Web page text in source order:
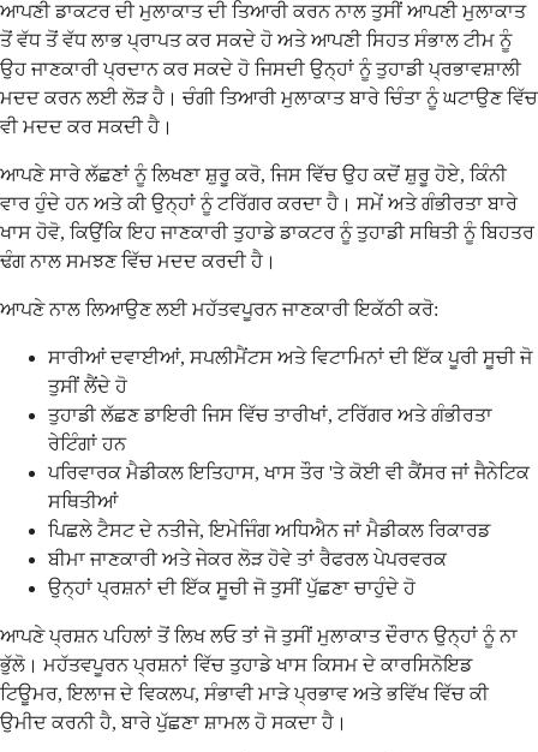
ਆਪਣੀ ਡਾਕਟਰ ਦੀ ਮੁਲਾਕਾਤ ਦੀ ਤਿਆਰੀ ਕਰਨ ਨਾਲ ਤੁਸੀਂ ਆਪਣੀ ਮੁਲਾਕਾਤ
ਤੋਂ ਵੱਧ ਤੋਂ ਵੱਧ ਲਾਭ ਪ੍ਰਾਪਤ ਕਰ ਸਕਦੇ ਹੋ ਅਤੇ ਆਪਣੀ ਸਿਹਤ ਸੰਭਾਲ ਟੀਮ ਨੂੰ
ਉਹ ਜਾਣਕਾਰੀ ਪ੍ਰਦਾਨ ਕਰ ਸਕਦੇ ਹੋ ਜਿਸਦੀ ਉਨ੍ਹਾਂ ਨੂੰ ਤੁਹਾਡੀ ਪ੍ਰਭਾਵਸ਼ਾਲੀ
ਮਦਦ ਕਰਨ ਲਈ ਲੋੜ ਹੈ। ਚੰਗੀ ਤਿਆਰੀ ਮੁਲਾਕਾਤ ਬਾਰੇ ਚਿੰਤਾ ਨੂੰ ਘਟਾਉਣ ਵਿੱਚ
ਵੀ ਮਦਦ ਕਰ ਸਕਦੀ ਹੈ।
ਆਪਣੇ ਸਾਰੇ ਲੱਛਣਾਂ ਨੂੰ ਲਿਖਣਾ ਸ਼ੁਰੂ ਕਰੋ, ਜਿਸ ਵਿੱਚ ਉਹ ਕਦੋਂ ਸ਼ੁਰੂ ਹੋਏ, ਕਿੰਨੀ
ਵਾਰ ਹੁੰਦੇ ਹਨ ਅਤੇ ਕੀ ਉਨ੍ਹਾਂ ਨੂੰ ਟਰਿੱਗਰ ਕਰਦਾ ਹੈ। ਸਮੇਂ ਅਤੇ ਗੰਭੀਰਤਾ ਬਾਰੇ
ਖਾਸ ਹੋਵੋ, ਕਿਉਂਕਿ ਇਹ ਜਾਣਕਾਰੀ ਤੁਹਾਡੇ ਡਾਕਟਰ ਨੂੰ ਤੁਹਾਡੀ ਸਥਿਤੀ ਨੂੰ ਬਿਹਤਰ
ਢੰਗ ਨਾਲ ਸਮਝਣ ਵਿੱਚ ਮਦਦ ਕਰਦੀ ਹੈ।
ਆਪਣੇ ਨਾਲ ਲਿਆਉਣ ਲਈ ਮਹੱਤਵਪੂਰਨ ਜਾਣਕਾਰੀ ਇਕੱਠੀ ਕਰੋ:
ਸਾਰੀਆਂ ਦਵਾਈਆਂ, ਸਪਲੀਮੈਂਟਸ ਅਤੇ ਵਿਟਾਮਿਨਾਂ ਦੀ ਇੱਕ ਪੂਰੀ ਸੂਚੀ ਜੋ
ਤੁਸੀਂ ਲੈਂਦੇ ਹੋ
ਤੁਹਾਡੀ ਲੱਛਣ ਡਾਇਰੀ ਜਿਸ ਵਿੱਚ ਤਾਰੀਖਾਂ, ਟਰਿੱਗਰ ਅਤੇ ਗੰਭੀਰਤਾ
ਰੇਟਿੰਗਾਂ ਹਨ
ਪਰਿਵਾਰਕ ਮੈਡੀਕਲ ਇਤਿਹਾਸ, ਖਾਸ ਤੌਰ 'ਤੇ ਕੋਈ ਵੀ ਕੈਂਸਰ ਜਾਂ ਜੈਨੇਟਿਕ
ਸਥਿਤੀਆਂ
ਪਿਛਲੇ ਟੈਸਟ ਦੇ ਨਤੀਜੇ, ਇਮੇਜਿੰਗ ਅਧਿਐਨ ਜਾਂ ਮੈਡੀਕਲ ਰਿਕਾਰਡ
ਬੀਮਾ ਜਾਣਕਾਰੀ ਅਤੇ ਜੇਕਰ ਲੋੜ ਹੋਵੇ ਤਾਂ ਰੈਫਰਲ ਪੇਪਰਵਰਕ
ਉਨ੍ਹਾਂ ਪ੍ਰਸ਼ਨਾਂ ਦੀ ਇੱਕ ਸੂਚੀ ਜੋ ਤੁਸੀਂ ਪੁੱਛਣਾ ਚਾਹੁੰਦੇ ਹੋ
ਆਪਣੇ ਪ੍ਰਸ਼ਨ ਪਹਿਲਾਂ ਤੋਂ ਲਿਖ ਲਓ ਤਾਂ ਜੋ ਤੁਸੀਂ ਮੁਲਾਕਾਤ ਦੌਰਾਨ ਉਨ੍ਹਾਂ ਨੂੰ ਨਾ
ਭੁੱਲੋ। ਮਹੱਤਵਪੂਰਨ ਪ੍ਰਸ਼ਨਾਂ ਵਿੱਚ ਤੁਹਾਡੇ ਖਾਸ ਕਿਸਮ ਦੇ ਕਾਰਸਿਨੋਇਡ
ਟਿਊਮਰ, ਇਲਾਜ ਦੇ ਵਿਕਲਪ, ਸੰਭਾਵੀ ਮਾੜੇ ਪ੍ਰਭਾਵ ਅਤੇ ਭਵਿੱਖ ਵਿੱਚ ਕੀ
ਉਮੀਦ ਕਰਨੀ ਹੈ, ਬਾਰੇ ਪੁੱਛਣਾ ਸ਼ਾਮਲ ਹੋ ਸਕਦਾ ਹੈ।